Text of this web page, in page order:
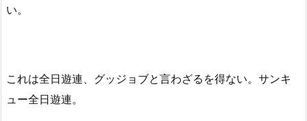
い。
これは全日遊連、グッジョブと言わざるを得ない。サンキ
ュー全日遊連。